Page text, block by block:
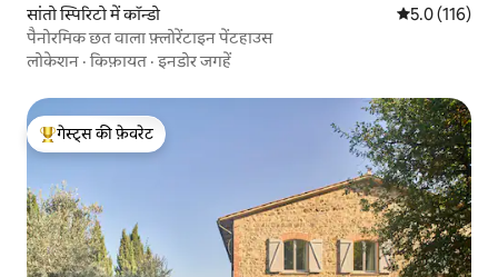
सांतो स्पिरिटो में कॉन्डो औसत रेटिंग 5 में
5.0 (116)
पैनोरमिक छत वाला फ़्लोरेंटाइन पेंटहाउस
लोकेशन ·किफ़ायत ·इनडोर जगहें
गेस्ट्स का टॉप फ़ेवरेट
गेस्ट्स की फ़ेवरेट